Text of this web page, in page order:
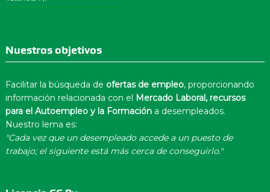
Nuestros objetivos
Facilitar la búsqueda de ofertas de empleo, proporcionando
información relacionada con el
Mercado Laboral, recursos
para el Autoempleo y la Formacióna desempleados.
Nuestro lema es:
"Cada vez que un desempleado accede a un puesto de
trabajo; el siguiente está más cerca de conseguirlo."